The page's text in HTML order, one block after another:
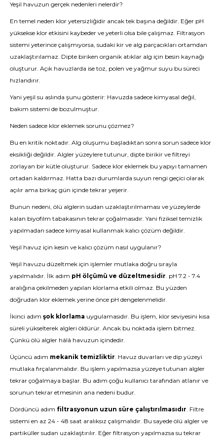
Yeşil havuzun gerçek nedenleri nelerdir?
En temel neden klor yetersizliğidir ancak tek başına değildir. Eğer pH
yüksekse klor etkisini kaybeder ve yeterli olsa bile çalışmaz. Filtrasyon
sistemi yeterince çalışmıyorsa, sudaki kir ve alg parçacıkları ortamdan
uzaklaştırılamaz. Dipte biriken organik atıklar alg için besin kaynağı
oluşturur. Açık havuzlarda ise toz, polen ve yağmur suyu bu süreci
hızlandırır.
Yani yeşil su aslında şunu gösterir: Havuzda sadece kimyasal değil,
bakım sistemi de bozulmuştur.
Neden sadece klor eklemek sorunu çözmez?
Bu en kritik noktadır. Alg oluşumu başladıktan sonra sorun sadece klor
eksikliği değildir. Algler yüzeylere tutunur, dipte birikir ve filtreyi
zorlayan bir kütle oluşturur. Sadece klor eklemek bu yapıyı tamamen
ortadan kaldırmaz. Hatta bazı durumlarda suyun rengi geçici olarak
açılır ama birkaç gün içinde tekrar yeşerir.
Bunun nedeni, ölü alglerin sudan uzaklaştırılmaması ve yüzeylerde
kalan biyofilm tabakasının tekrar çoğalmasıdır. Yani fiziksel temizlik
yapılmadan sadece kimyasal kullanmak kalıcı çözüm değildir.
Yeşil havuz için kesin ve kalıcı çözüm nasıl uygulanır?
Yeşil havuzu düzeltmek için işlemler mutlaka doğru sırayla
yapılmalıdır. İlk adım pH ölçümü ve düzeltmesidir. pH 7.2 - 7.4
aralığına çekilmeden yapılan klorlama etkili olmaz. Bu yüzden
doğrudan klor eklemek yerine önce pH dengelenmelidir.
İkinci adım şok klorlama uygulamasıdır. Bu işlem, klor seviyesini kısa
süreli yükselterek algleri öldürür. Ancak bu noktada işlem bitmez.
Çünkü ölü algler hâlâ havuzun içindedir.
Üçüncü adım mekanik temizliktir. Havuz duvarları ve dip yüzeyi
mutlaka fırçalanmalıdır. Bu işlem yapılmazsa yüzeye tutunan algler
tekrar çoğalmaya başlar. Bu adım çoğu kullanıcı tarafından atlanır ve
sorunun tekrar etmesinin ana nedeni budur.
Dördüncü adım filtrasyonun uzun süre çalıştırılmasıdır. Filtre
sistemi en az 24 - 48 saat aralıksız çalışmalıdır. Bu sayede ölü algler ve
partiküller sudan uzaklaştırılır. Eğer filtrasyon yapılmazsa su tekrar